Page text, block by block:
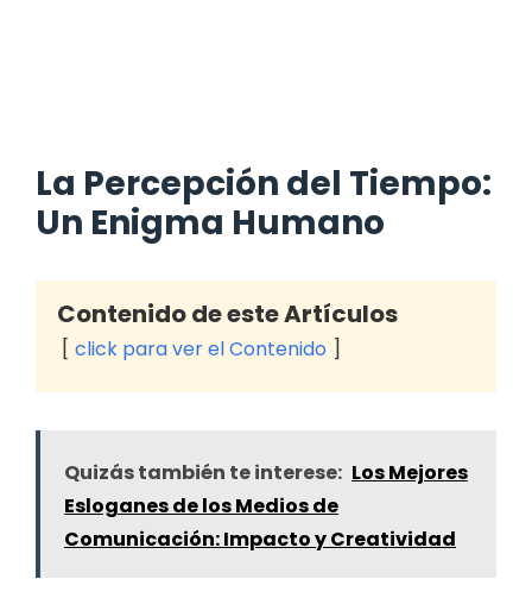
La Percepción del Tiempo:
Un Enigma Humano
Contenido de este Artículos
click para ver el Contenido
Quizás también te interese: Los Mejores
Esloganes de los Medios de
Comunicación: Impacto y Creatividad